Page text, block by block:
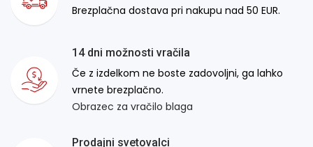
Brezplačna dostava pri nakupu nad 50 EUR.
14 dni možnosti vračila
Če z izdelkom ne boste zadovoljni, ga lahko
vrnete brezplačno.
Obrazec za vračilo blaga
Prodajni svetovalci